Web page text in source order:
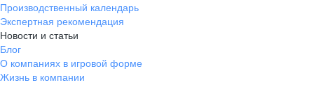
Производственный календарь
Экспертная рекомендация
Новости и статьи
Блог
О компаниях в игровой форме
Жизнь в компании